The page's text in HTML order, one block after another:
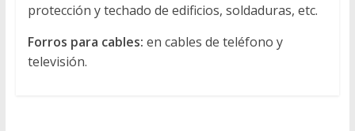
protección y techado de edificios, soldaduras, etc.
Forros para cables: en cables de teléfono y
televisión.